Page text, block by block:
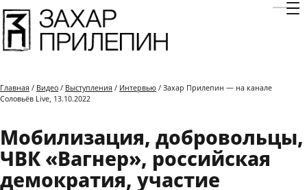
Главная / Видео / Выступления / Интервью / Захар Прилепин — на канале
Соловьёв Live, 13.10.2022
Мобилизация, добровольцы,
ЧВК «Вагнер», российская
демократия, участие